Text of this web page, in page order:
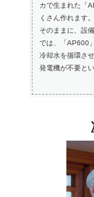
カで生まれた「
くさん作れます
そのままに、設
では、「AP600
冷却水を循環さ
発電機が不要と